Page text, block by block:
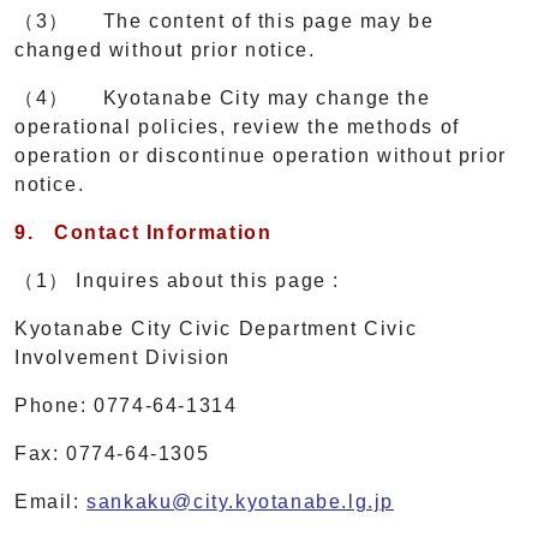
（3） The content of this page may be
changed without prior notice.
（4） Kyotanabe City may change the
operational policies, review the methods of
operation or discontinue operation without prior
notice.
9. Contact Information
（1） Inquires about this page :
Kyotanabe City Civic Department Civic
Involvement Division
Phone: 0774-64-1314
Fax: 0774-64-1305
Email:sankaku@city.kyotanabe.lg.jp